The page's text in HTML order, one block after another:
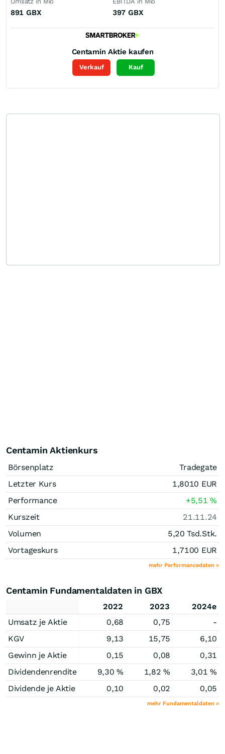
891 GBX 397 GBX
Centamin Aktie kaufen
Verkauf Kauf
Centamin Aktienkurs
Börsenplatz
Tradegate
Letzter Kurs
1,8010 EUR
Performance
+5,51%
Kurszeit
21.11.24
Volumen
5,20 Tsd.Stk.
Vortageskurs
1,7100 EUR
mehr Performancedaten »
Centamin Fundamentaldaten in GBX
2022 2023
2024e
Umsatz je Aktie
0,68 0,75
-
KGV
9,13 15,75
6,10
Gewinn je Aktie
0,15 0,08
0,31
Dividendenrendite
9,30 % 1,82 %
3,01 %
Dividende je Aktie
0,10 0,02 0,05
mehr Fundamentaldaten »